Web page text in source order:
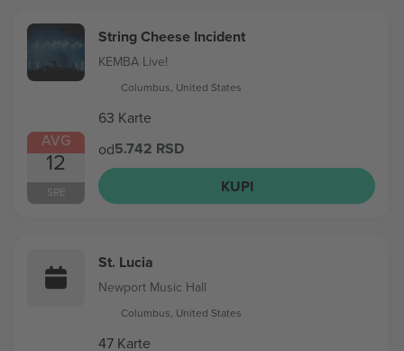
AVG
12
SRE
String Cheese Incident
KEMBA Live!
Columbus, United States
63 Karte
od5.742 RSD
KUPI
St. Lucia
Newport Music Hall
Columbus, United States
47 Karte